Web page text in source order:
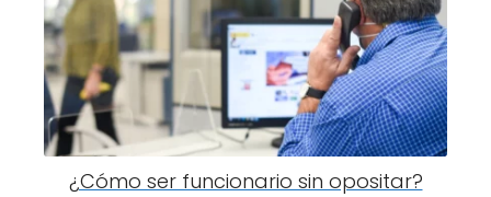
¿Cómo ser funcionario sin opositar?